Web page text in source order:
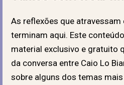
As reflexões que atravessam
terminam aqui. Este
material exclusivo e gratuito
da conversa entre Caio Lo
sobre alguns dos temas